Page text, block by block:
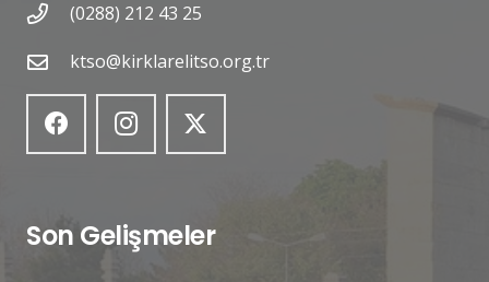
(0288) 212 43 25
ktso@kirklarelitso.org.tr
Son Gelişmeler